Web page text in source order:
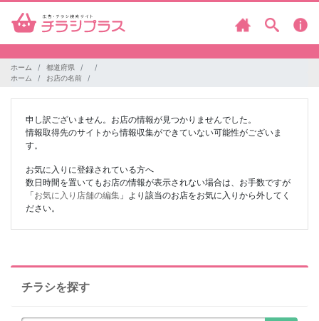
ホーム
都道府県
ホーム
お店の名前
申し訳ございません。お店の情報が見つかりませんでした。
情報取得先のサイトから情報収集ができていない可能性がございま
す。
お気に入りに登録されている方へ
数日時間を置いてもお店の情報が表示されない場合は、お手数ですが
「お気に入り店舗の編集 」より該当のお店をお気に入りから外してく
ださい。
チラシを探す